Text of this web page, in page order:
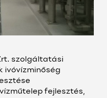
szolgáltatási
ivóvízminőség
fejlesztés,